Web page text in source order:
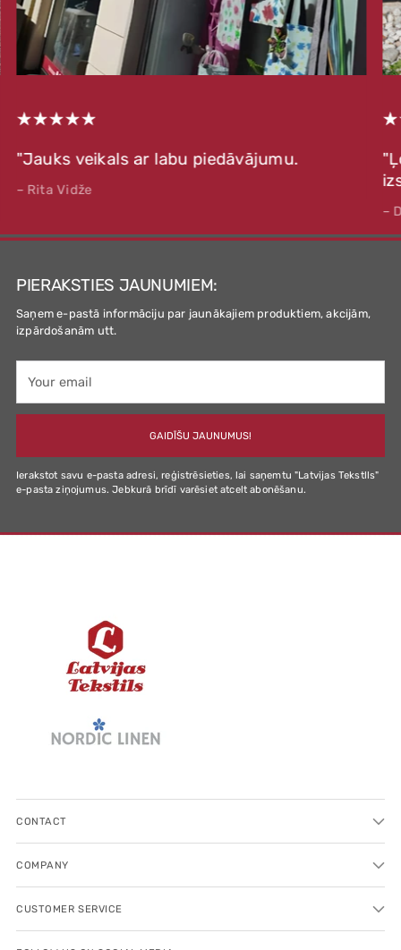
"Jauks veikals ar labu piedāvājumu.
– Rita Vidže
–
PIERAKSTIES JAUNUMIEM:
Saņem e-pastā informāciju par jaunākajiem produktiem, akcijām,
izpārdošanām utt.
email
GAIDĪŠU JAUNUMUS!
Ierakstot savu e-pasta adresi, reģistrēsieties, lai saņemtu "Latvijas Tekstlls"
e-pasta ziņojumus. Jebkurā brīdī varēsiet atcelt abonēšanu.
CONTACT
COMPANY
CUSTOMER SERVICE